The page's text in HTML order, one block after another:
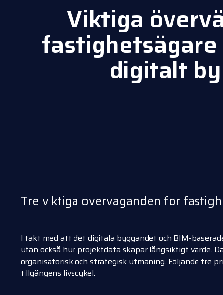
Viktiga
digitalt
Tre viktiga överväganden för
I takt med att det digitala byggandet och BIM-
utan också hur projektdata skapar långsiktigt värde.
organisatorisk och strategisk utmaning. Följande tre
tillgångens livscykel.